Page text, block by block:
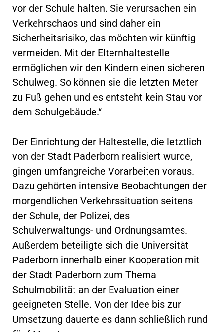
vor der Schule halten. Sie verursachen ein
Verkehrschaos und sind daher ein
Sicherheitsrisiko, das möchten wir künftig
vermeiden. Mit der Elternhaltestelle
ermöglichen wir den Kindern einen sicheren
Schulweg. So können sie die letzten Meter
zu Fuß gehen und es entsteht kein Stau vor
dem Schulgebäude.“
Der Einrichtung der Haltestelle, die letztlich
von der Stadt Paderborn realisiert wurde,
gingen umfangreiche Vorarbeiten voraus.
Dazu gehörten intensive Beobachtungen der
morgendlichen Verkehrssituation seitens
der Schule, der Polizei, des
Schulverwaltungs- und Ordnungsamtes.
Außerdem beteiligte sich die Universität
Paderborn innerhalb einer Kooperation mit
der Stadt Paderborn zum Thema
Schulmobilität an der Evaluation einer
geeigneten Stelle. Von der Idee bis zur
Umsetzung dauerte es dann schließlich rund